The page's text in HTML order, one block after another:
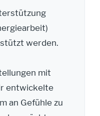
werden.
mit
entwickelte
an Gefühle zu